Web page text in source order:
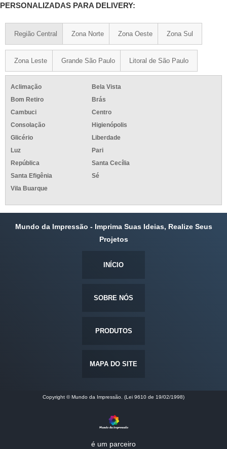
PERSONALIZADAS PARA DELIVERY:
Região Central Zona Norte Zona Oeste Zona Sul
Zona Leste Grande São Paulo Litoral de São Paulo
Aclimação
Bela Vista
Bom Retiro
Brás
Cambuci
Centro
Consolação
Higienópolis
Glicério
Liberdade
Luz
Pari
República
Santa Cecília
Santa Efigênia
Sé
Vila Buarque
Mundo da Impressão - Imprima Suas Ideias, Realize Seus
Projetos
INÍCIO
SOBRE NÓS
PRODUTOS
MAPA DO SITE
Copyright © Mundo da Impressão. (Lei 9610 de 19/02/1998)
é um parceiro